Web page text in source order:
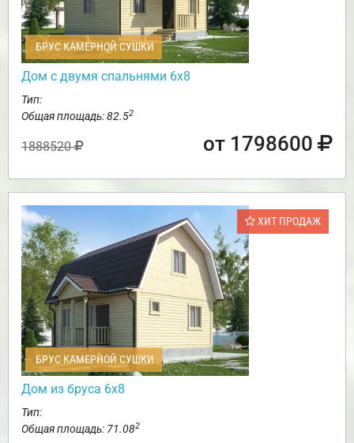
БРУС КАМЕРНОЙ СУШКИ
Дом с двумя спальнями 6х8
Тип:
Общая площадь: 82.52
1888520 от 1798600
ХИТ ПРОДАЖ
БРУС КАМЕРНОЙ СУШКИ
Дом из бруса 6х8
Тип:
Общая площадь: 71.082